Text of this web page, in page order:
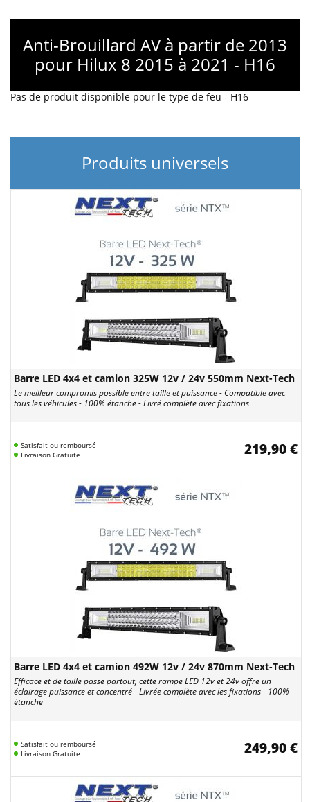
Anti-Brouillard AV à partir de 2013
pour Hilux 8 2015 à 2021 - H16
Pas de produit disponible pour le type de feu - H16
Produits universels
Barre LED 4x4 et camion 325W 12v / 24v 550mm Next-Tech
Le meilleur compromis possible entre taille et puissance - Compatible avec
tous les véhicules - 100% étanche - Livré complète avec fixations
Satisfait ou remboursé
Livraison Gratuite
219,90 €
Barre LED 4x4 et camion 492W 12v / 24v 870mm Next-Tech
Efficace et de taille passe partout, cette rampe LED 12v et 24v offre un
éclairage puissance et concentré - Livrée complète avec les fixations - 100%
étanche
Satisfait ou remboursé
Livraison Gratuite
249,90 €